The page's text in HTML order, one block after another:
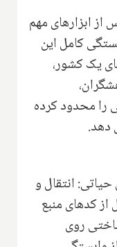
از ابزارهای مهم
کامل این
یک کشور،
را محدود کرده
دهد.
انتقال و
کدهای منبع
روی